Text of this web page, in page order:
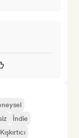
İndie
Kışkırtıcı